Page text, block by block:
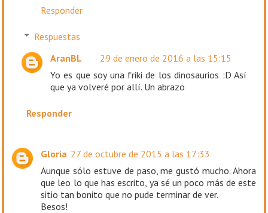
Responder
Respuestas
AranBL
29 de enero de 2016 a las 15:15
Yo es que soy una friki de los dinosaurios :D Así
que ya volveré por allí. Un abrazo
Responder
Gloria 27 de octubre de 2015 a las 17:33
Aunque sólo estuve de paso, me gustó mucho. Ahora
que leo lo que has escrito, ya sé un poco más de este
sitio tan bonito que no pude terminar de ver.
Besos!